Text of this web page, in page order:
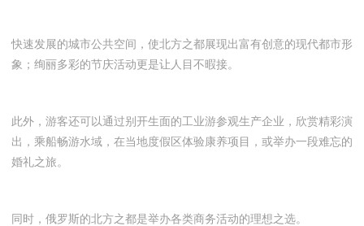
快速发展的城市公共空间，使北方之都展现出富有创意的现代都市形
象；绚丽多彩的节庆活动更是让人目不暇接。
此外，游客还可以通过别开生面的工业游参观生产企业，欣赏精彩演
出，乘船畅游水域，在当地度假区体验康养项目，或举办一段难忘的
婚礼之旅。
同时，俄罗斯的北方之都是举办各类商务活动的理想之选。